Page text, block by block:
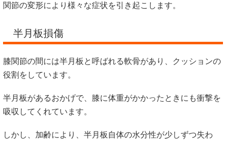
関節の変形により様々な症状を引き起こします。
半月板損傷
膝関節の間には半月板と呼ばれる軟骨があり、クッションの
役割をしています。
半月板があるおかげで、膝に体重がかかったときにも衝撃を
吸収してくれています。
しかし、加齢により、半月板自体の水分性が少しずつ失わ